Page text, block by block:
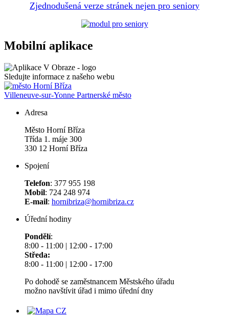
Zjednodušená verze stránek nejen pro seniory
Mobilní aplikace
Sledujte informace z našeho webu
Villeneuve-sur-Yonne Partnerské město
Adresa
Město Horní Bříza
Třída 1. máje 300
330 12 Horní Bříza
Spojení
Telefon: 377 955 198
Mobil: 724 248 974
E-mail: hornibriza@hornibriza.cz
Úřední hodiny
Pondělí:
8:00 - 11:00 | 12:00 - 17:00
Středa:
8:00 - 11:00 | 12:00 - 17:00
Po dohodě se zaměstnancem Městského úřadu
možno navštívit úřad i mimo úřední dny